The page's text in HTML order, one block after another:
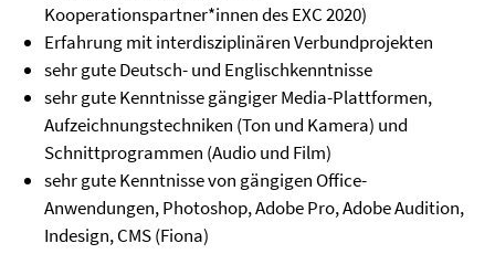
Kooperationspartner*innen des EXC 2020)
Erfahrung mit interdisziplinären Verbundprojekten
sehr gute Deutsch- und Englischkenntnisse
sehr gute Kenntnisse gängiger Media-Plattformen,
Aufzeichnungstechniken (Ton und Kamera) und
Schnittprogrammen (Audio und Film)
sehr gute Kenntnisse von gängigen Office-
Anwendungen, Photoshop, Adobe Pro, Adobe Audition,
Indesign, CMS (Fiona)